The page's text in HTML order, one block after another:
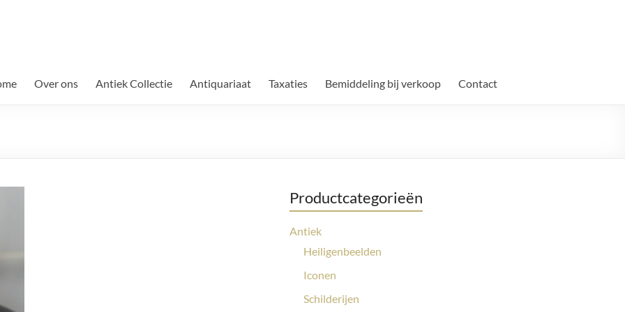
Over ons Antiek Collectie Antiquariaat Taxaties Bemiddeling bij verkoop Contact
Productcategorieën
Antiek
Heiligenbeelden
Iconen
Schilderijen